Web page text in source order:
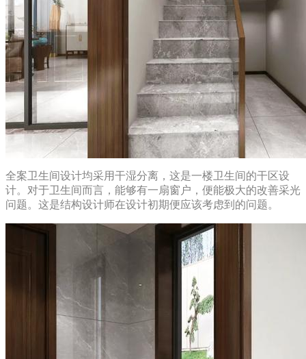
全案卫生间设计均采用干湿分离，这是一楼卫生间的干区设
计。对于卫生间而言，能够有一扇窗户，便能极大的改善采光
问题。这是结构设计师在设计初期便应该考虑到的问题。